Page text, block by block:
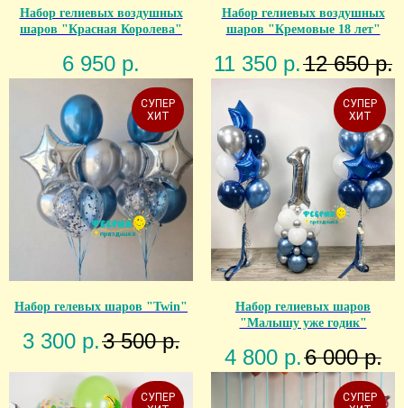
Набор гелиевых воздушных
шаров "Красная Королева"
6 950 р.
Набор гелиевых воздушных
шаров "Кремовые 18 лет"
11 350 р.12 650 р.
СУПЕР
ХИТ
Набор гелевых шаров "Twin"
3 300 р.3 500 р.
СУПЕР
ХИТ
Набор гелиевых шаров
"Малышу уже годик"
4 800 р.6 000 р.
СУПЕР
СУПЕР